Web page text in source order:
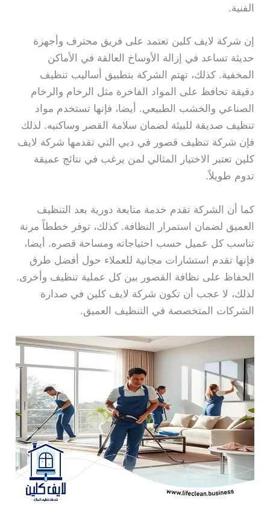
الفنية.
إن شركة لايف كلين تعتمد على فريق محترف وأجهزة
حديثة تساعد في إزالة الأوساخ العالقة في الأماكن
المخفية. كذلك، تهتم الشركة بتطبيق أساليب تنظيف
دقيقة تحافظ على المواد الفاخرة مثل الرخام والرخام
الصناعي والخشب الطبيعي. أيضا، فإنها تستخدم مواد
تنظيف صديقة للبيئة لضمان سلامة القصر وساكنيه. لذلك
فإن شركة تنظيف قصور في دبي التي تقدمها شركة لايف
كلين تعتبر الاختيار المثالي لمن يرغب في نتائج عميقة
تدوم طويلاً.
كما أن الشركة تقدم خدمة متابعة دورية بعد التنظيف
العميق لضمان استمرار النظافة. كذلك، توفر خططاً مرنة
تناسب كل عميل حسب احتياجاته ومساحة قصره. أيضا،
فإنها تقدم استشارات مجانية للعملاء حول أفضل طرق
الحفاظ على نظافة القصور بين كل عملية تنظيف وأخرى.
لذلك، لا عجب أن تكون شركة لايف كلين في صدارة
الشركات المتخصصة في التنظيف العميق.